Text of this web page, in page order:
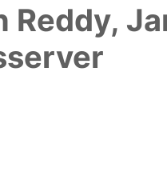
Reddy,